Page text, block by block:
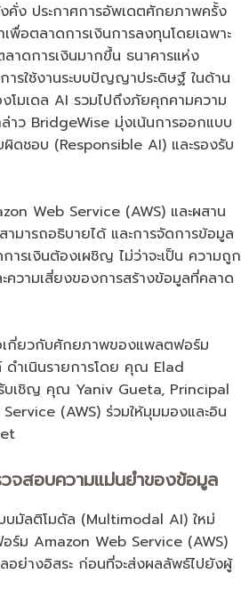
คั่ง ประกาศการอัพเดตศักยภาพครั้ง
ตลาดการเงินการลงทุนโดยเฉพาะ
ลาดการเงินมากขึ้น ธนาคารแห่ง
ารใช้งานระบบปัญญาประดิษฐ์ ในด้าน
มเดล AI รวมไปถึงภัยคุกคามความ
าว BridgeWise มุ่งเน้นการออกแบบ
ดชอบ (Responsible AI) และรองรับ
Web Service (AWS) และผสาน
มารถอธิบายได้ และการจัดการข้อมูล
รเงินต้องเผชิญ ไม่ว่าจะเป็น ความถูก
วามเสี่ยงของการสร้างข้อมูลที่คลาด
เกี่ยวกับศักยภาพของแพลตฟอร์ม
ำเนินรายการโดย คุณ Elad
บเชิญ คุณ Yaniv Gueta, Principal
(AWS) ร่วมให้มุมมองและอิน
จสอบความแม่นยำของข้อมูล
บมัลติโมดัล (Multimodal AI) ใหม่
ม Amazon Web Service (AWS)
ย่างอิสระ ก่อนที่จะส่งผลลัพธ์ไปยังผู้